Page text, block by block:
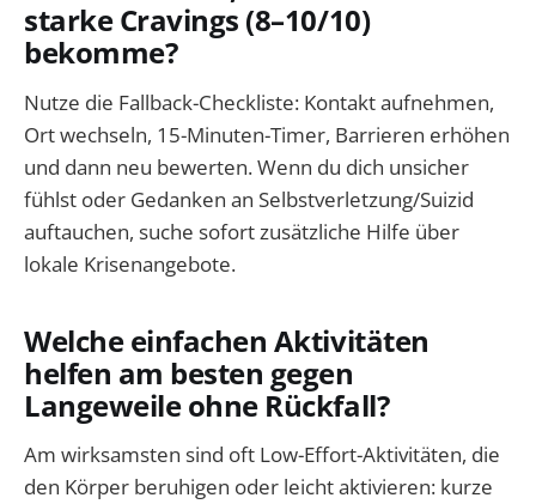
starke Cravings (8–10/10)
bekomme?
Nutze die Fallback-Checkliste: Kontakt aufnehmen,
Ort wechseln, 15-Minuten-Timer, Barrieren erhöhen
und dann neu bewerten. Wenn du dich unsicher
fühlst oder Gedanken an Selbstverletzung/Suizid
auftauchen, suche sofort zusätzliche Hilfe über
lokale Krisenangebote.
Welche einfachen Aktivitäten
helfen am besten gegen
Langeweile ohne Rückfall?
Am wirksamsten sind oft Low-Effort-Aktivitäten, die
den Körper beruhigen oder leicht aktivieren: kurze